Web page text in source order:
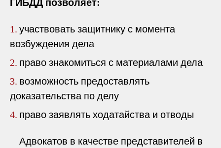
1. участвовать защитнику с момента
возбуждения дела
2. право знакомиться с материалами дела
3. возможность предоставлять
доказательства по делу
4. право заявлять ходатайства и отводы
Адвокатов в качестве представителей в